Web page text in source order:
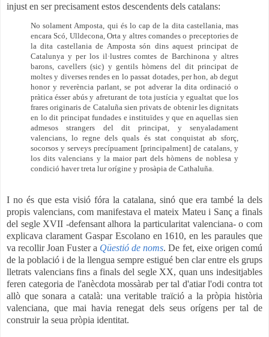
injust en ser precisament estos descendents dels catalans:
No solament Amposta, qui és lo cap de la dita castellania, mas
encara Scó, Ulldecona, Orta y altres comandes o preceptories de
la dita castellania de Amposta són dins aquest principat de
Catalunya y per los il·lustres comtes de Barchinona y altres
barons, cavellers (sic) y gentils hòmens del dit principat de
moltes y diverses rendes en lo passat dotades, per hon, ab degut
honor y reverència parlant, se pot adverar la dita ordinació o
pràtica ésser abús y afreturant de tota justícia y egualtat que los
frares originaris de Cataluña sien privats de obtenir les dignitats
en lo dit principat fundades e instituïdes y que en aquellas sien
admesos strangers del dit principat, y senyaladament
valencians, lo regne dels quals és stat conquistat ab sforç,
socorsos y serveys precípuament [principalment] de catalans, y
los dits valencians y la maior part dels hòmens de noblesa y
condició haver treta lur orígine y prosàpia de Cathaluña.
I no és que esta visió fóra la catalana, sinó que era també la dels
propis valencians, com manifestava el mateix Mateu i Sanç a finals
del segle XVII -defensant alhora la particularitat valenciana- o com
explicava clarament Gaspar Escolanoen 1610, en les paraules que
va recollir Joan Fuster a Qüestió de noms. De fet, eixe origen comú
de la població i de la llengua sempre estigué ben clar entre els grups
lletrats valencians fins a finals del segle XX, quan uns indesitjables
feren categoria de l'anècdota mossàrab per tal d'atiar l'odi contra tot
allò que sonara a català: una veritable traïció a la pròpia història
valenciana, que mai havia renegat dels seus orígens per tal de
construir la seua pròpia identitat.